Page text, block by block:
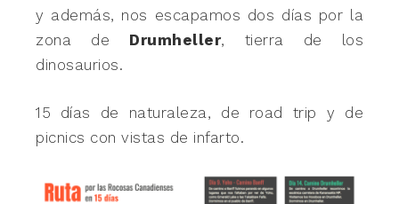
y además, nos escapamos dos días por la
zona de Drumheller, tierra de los
dinosaurios.
15 días de naturaleza, de road trip y de
picnics con vistas de infarto.